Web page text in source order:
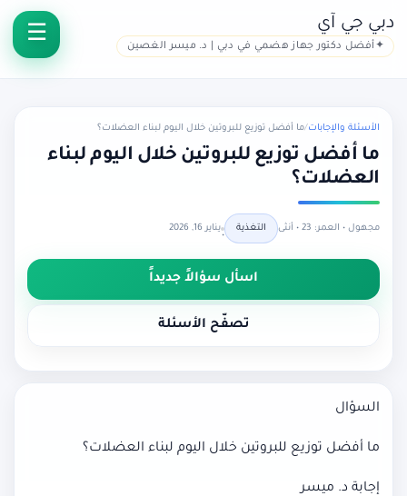
دبي جي آي
أفضل دكتور جهاز هضمي في دبي | د. ميسر الغصين
الأسئلة والإجابات/ما أفضل توزيع للبروتين خلال اليوم لبناء العضلات؟
ما أفضل توزيع للبروتين خلال اليوم لبناء
العضلات؟
مجهول • العمر: 23 • أنثى التغذية
•
يناير 16, 2026
اسأل سؤالاً جديداً
تصفّح الأسئلة
السؤال
ما أفضل توزيع للبروتين خلال اليوم لبناء العضلات؟
إجابة د. ميسر